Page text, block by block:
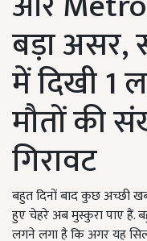
बड़ा असर,
में दिखी 1
मौतों की
गिरावट
बहुत दिनों बाद कुछ अच्छी
हुए चेहरे अब मुस्कुरा पाए हैं.
लगने लगा है कि अगर यह